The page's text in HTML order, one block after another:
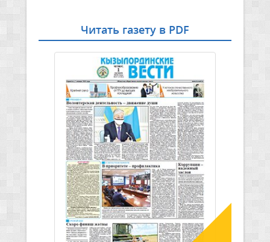
Читать газету в PDF